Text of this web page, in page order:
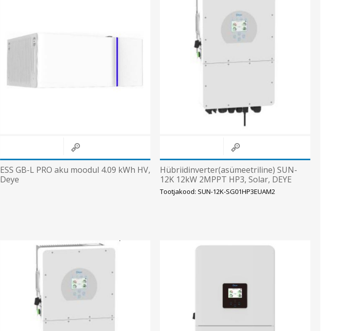
ESS GB-L PRO aku moodul 4.09 kWh HV,
Deye
Hübriidinverter(asümeetriline) SUN-
12K 12kW 2MPPT HP3, Solar, DEYE
Tootjakood: SUN-12K-SG01HP3EUAM2